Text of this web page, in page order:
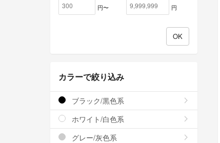
円〜 円
カラーで絞り込み
ブラック/黒色系
ホワイト/白色系
グレー/灰色系